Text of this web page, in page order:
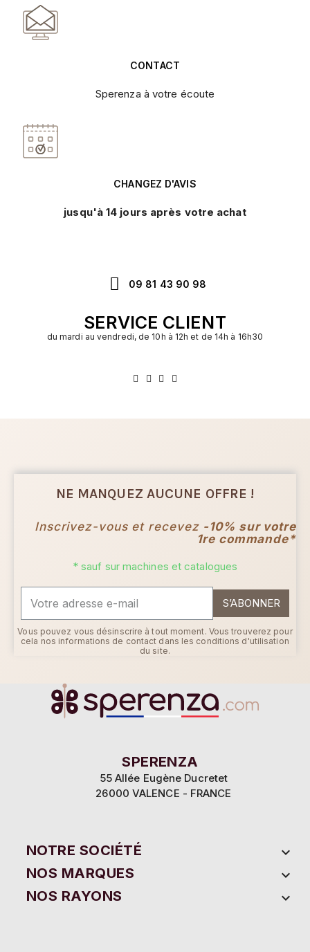
CONTACT
Sperenza à votre écoute
CHANGEZ D'AVIS
jusqu'à 14 jours après votre achat
09 81 43 90 98
SERVICE CLIENT
du mardi au vendredi, de 10h à 12h et de 14h à 16h30
NE MANQUEZ AUCUNE OFFRE !
Inscrivez-vous et recevez -10% sur votre
1re commande*
* sauf sur machines et catalogues
S’ABONNER
Vous pouvez vous désinscrire à tout moment. Vous trouverez pour
cela nos informations de contact dans les conditions d'utilisation
du site.
SPERENZA
55 Allée Eugène Ducretet
26000 VALENCE - FRANCE
NOTRE SOCIÉTÉ

NOS MARQUES

NOS RAYONS
